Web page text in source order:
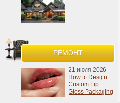
РЕМОНТ
21 июля 2026
How to Design
Custom Lip
Gloss Packaging